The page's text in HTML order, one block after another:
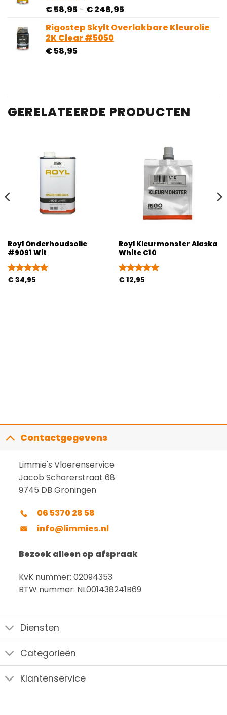
Gewaardeerd
gebaseerd
op
1
klantbeoordeling
€58,95 - €248,95Prijsklasse:
tot
Rigostep Skylt Overlakbare Kleurolie
2K Clear #5050
€58,95
GERELATEERDE PRODUCTEN
Royl Onderhoudsolie
#9091 Wit
Gewaardeerd
€ 34,95
Royl Kleurmonster Alaska
White C10
Gewaardeerd
€ 12,95
Contactgegevens
Limmie's Vloerenservice
Jacob Schorerstraat 68
9745 DB Groningen
06 5370 28 58
info@limmies.nl
Bezoek alleen op afspraak
KvK nummer: 02094353
BTW nummer: NL001438241B69
Diensten
Categorieën
Klantenservice